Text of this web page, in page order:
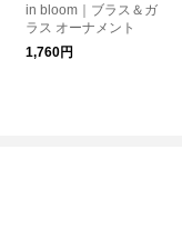
in bloom｜ブラス＆ガ
ラス オーナメント
1,760円